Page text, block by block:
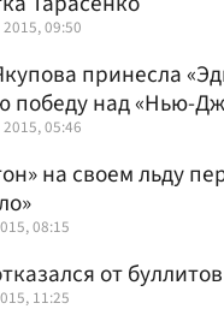
09:50
принесла
победу над «Нью-
05:46
на своем льду
08:15
от буллитов
11:25